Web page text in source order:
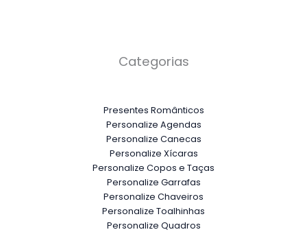
Categorias
Presentes Românticos
Personalize Agendas
Personalize Canecas
Personalize Xícaras
Personalize Copos e Taças
Personalize Garrafas
Personalize Chaveiros
Personalize Toalhinhas
Personalize Quadros